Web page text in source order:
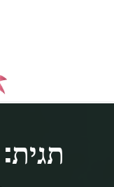
MOR
ולמבוגרים,